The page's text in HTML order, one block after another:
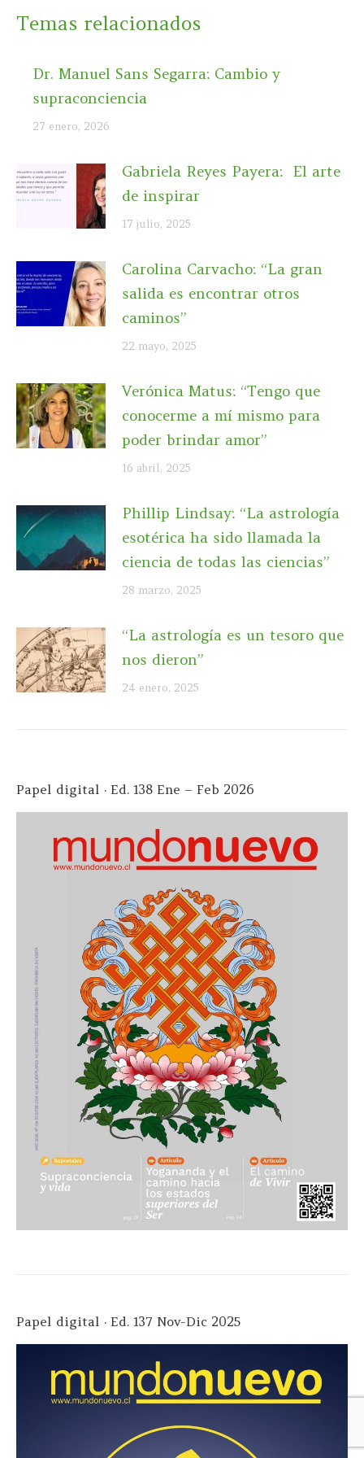
Temas relacionados
Dr. Manuel Sans Segarra: Cambio y
supraconciencia
27 enero, 2026
Gabriela Reyes Payera: El arte
de inspirar
17 julio, 2025
Carolina Carvacho: “La gran
salida es encontrar otros
caminos”
22 mayo, 2025
Verónica Matus: “Tengo que
conocerme a mí mismo para
poder brindar amor”
16 abril, 2025
Phillip Lindsay: “La astrología
esotérica ha sido llamada la
ciencia de todas las ciencias”
28 marzo, 2025
“La astrología es un tesoro que
nos dieron”
24 enero, 2025
Papel digital · Ed. 138 Ene – Feb 2026
Papel digital · Ed. 137 Nov-Dic 2025